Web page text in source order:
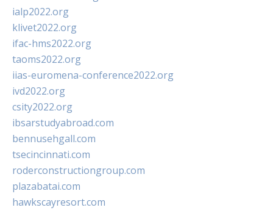
ialp2022.org
klivet2022.org
ifac-hms2022.org
taoms2022.org
iias-euromena-conference2022.org
ivd2022.org
csity2022.org
ibsarstudyabroad.com
bennusehgall.com
tsecincinnati.com
roderconstructiongroup.com
plazabatai.com
hawkscayresort.com